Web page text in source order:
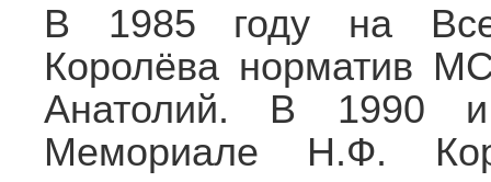
В 1985 году на
Королёва норматив
Анатолий. В 1990
Мемориале Н.Ф.